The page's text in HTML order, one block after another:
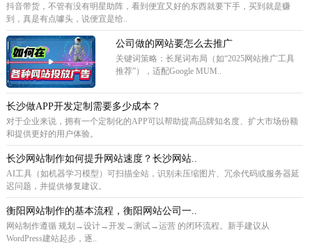
抖音带货，不管有没有明星助阵，看到便宜又好的东西就要下手，买到就是赚
到，真是有点噱头，说便宜是给..
公司做的网站要怎么去推广
关键词策略‌：长尾词布局（如“2025网站推广工具
推荐”），适配Google MUM..
长沙做APP开发定制需要多少成本？
对于企业来说，拥有一个定制化的APP可以帮助提高品牌知名度、扩大市场份额
和提供更好的用户体验。
长沙网站制作如何提升网站速度？长沙网站..
AI工具（如机器学习模型）可扫描全站，识别未压缩图片、冗余代码或服务器延
迟问题，并提供修复建议。
衡阳网站制作的基本流程，衡阳网站公司一..
网站制作遵循 规划→设计→开发→测试→运营 的闭环流程。新手建议从
WordPress建站起步，逐..